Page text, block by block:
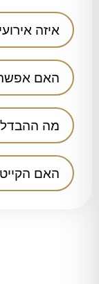
איזה
האם אפשר
מה ההבדל
האם